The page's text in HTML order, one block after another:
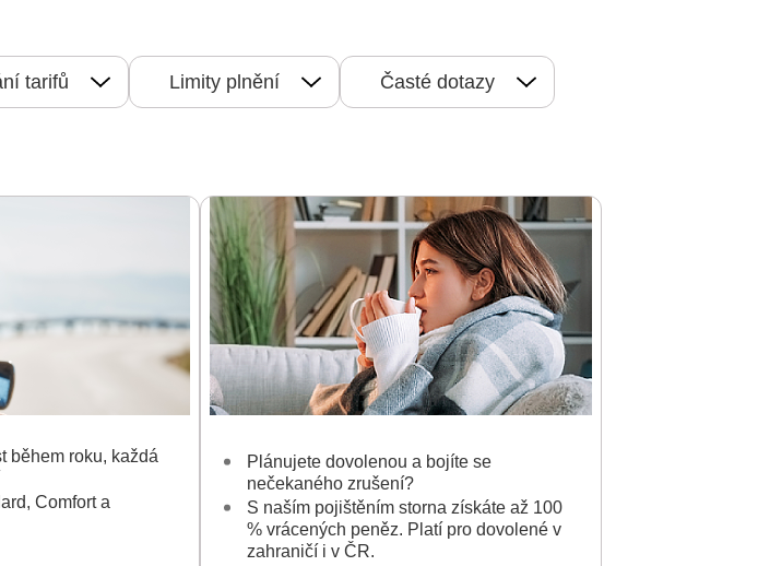
tarifů Limity plnění Časté dotazy
během roku, každá
Comfort a
Plánujete dovolenou a bojíte se
nečekaného zrušení?
S naším pojištěním storna získáte až 100
% vrácených peněz. Platí pro dovolené v
zahraničí i v ČR.